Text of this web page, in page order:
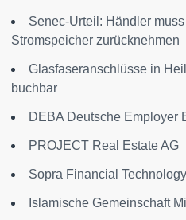
Senec-Urteil: Händler
Stromspeicher zurücknehmen
Glasfaseranschlüsse in
buchbar
DEBA Deutsche Employer
PROJECT Real Estate AG
Sopra Financial Technology
Islamische Gemeinschaft